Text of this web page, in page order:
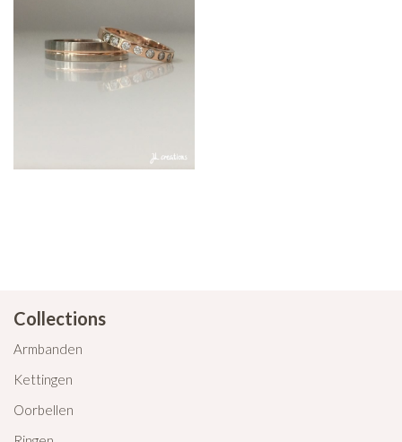
Collections
Armbanden
Kettingen
Oorbellen